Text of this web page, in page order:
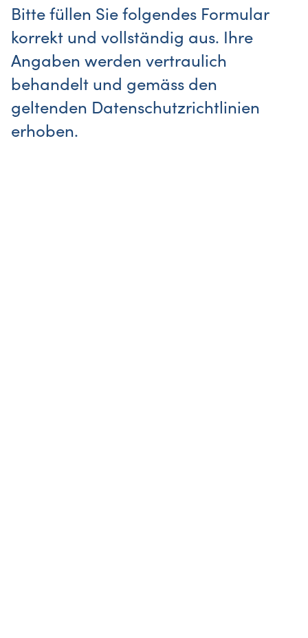
Bitte füllen Sie folgendes Formular
korrekt und vollständig aus. Ihre
Angaben werden vertraulich
behandelt und gemäss den
geltenden Datenschutzrichtlinien
erhoben.